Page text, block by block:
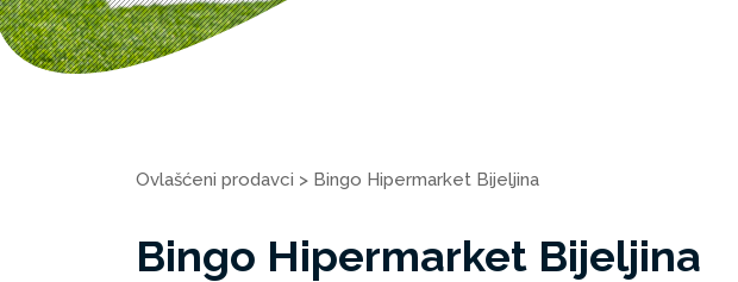
Ovlašćeni prodavci > Bingo Hipermarket Bijeljina
Bingo Hipermarket Bijeljina